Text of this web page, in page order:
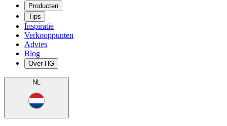
Producten
Tips
Inspiratie
Verkooppunten
Advies
Blog
Over HG
NL